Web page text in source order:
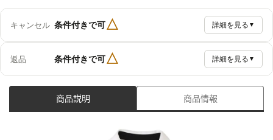
キャンセル 条件付きで可△ 詳細を見る ▼
返品 条件付きで可△ 詳細を見る ▼
商品説明 商品情報